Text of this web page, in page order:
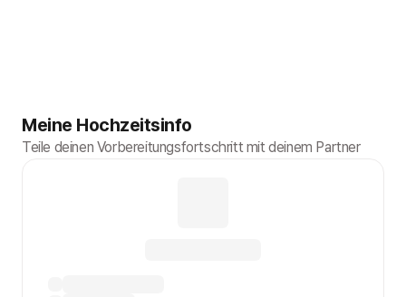
Meine Hochzeitsinfo
Teile deinen Vorbereitungsfortschritt mit deinem Partner